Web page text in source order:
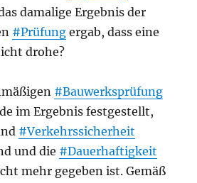
damalige Ergebnis der
#Prüfung ergab, dass eine
drohe?
#Bauwerksprüfung
im Ergebnis festgestellt,
#Verkehrssicherheit
und die #Dauerhaftigkeit
mehr gegeben ist. Gemäß